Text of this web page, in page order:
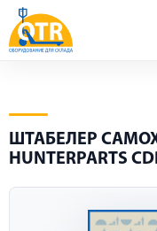
ШТАБЕЛЕР
HUNTERPARTS